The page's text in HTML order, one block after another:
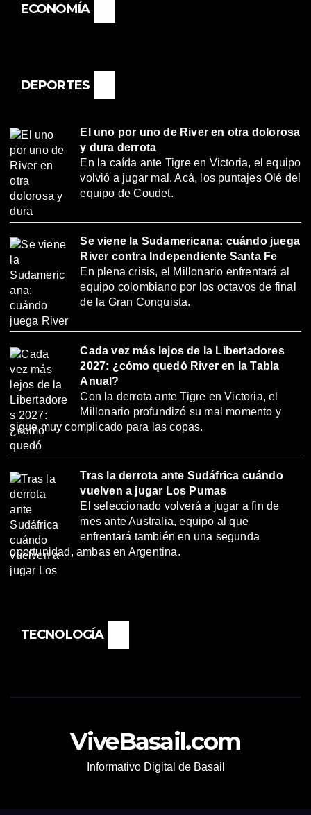
ECONOMÍA
DEPORTES
El uno por uno de River en otra dolorosa
y dura derrota
En la caída ante Tigre en Victoria, el equipo
volvió a jugar mal. Acá, los puntajes Olé del
equipo de Coudet.
Se viene la Sudamericana: cuándo juega
River contra Independiente Santa Fe
En plena crisis, el Millonario enfrentará al
equipo colombiano por los octavos de final
de la Gran Conquista.
Cada vez más lejos de la Libertadores
2027: ¿cómo quedó River en la Tabla
Anual?
Con la derrota ante Tigre en Victoria, el
Millonario profundizó su mal momento y
sigue muy complicado para las copas.
Tras la derrota ante Sudáfrica cuándo
vuelven a jugar Los Pumas
El seleccionado volverá a jugar a fin de
mes ante Australia, equipo al que
enfrentará también en una segunda
oportunidad, ambas en Argentina.
TECNOLOGÍA
ViveBasail.com
Informativo Digital de Basail